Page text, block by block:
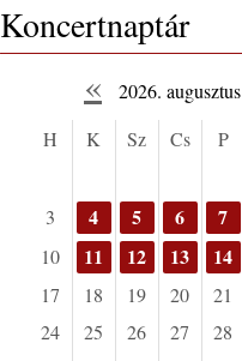
Koncertnaptár
« 2026. augusztus
H K Sz Cs P
3
4 5 6 7
10 11 12 13 14
17
18 19 20 21
24
25 26 27 28